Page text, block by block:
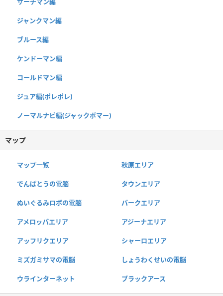
ジャンクマン編
ブルース編
ケンドーマン編
コールドマン編
ジュア編(ポレポレ)
ノーマルナビ編(ジャックボマー)
マップ
マップ一覧 秋原エリア
でんぱとうの電脳 タウンエリア
ぬいぐるみロボの電脳 パークエリア
アメロッパエリア アジーナエリア
アッフリクエリア シャーロエリア
ミズガミサマの電脳 しょうわくせいの電脳
ウラインターネット ブラックアース